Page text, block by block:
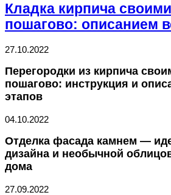
Кладка кирпича
пошагово: описанием
27.10.2022
Перегородки из кирпича
пошагово: инструкция и
этапов
04.10.2022
Отделка фасада камнем —
дизайна и необычной
дома
27.09.2022